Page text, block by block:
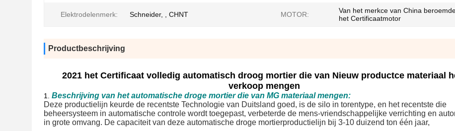
Elektrodelenmerk: Schneider, , CHNT MOTOR:
Van het merkce van China
het Certificaatmotor
Productbeschrijving
2021 het Certificaat volledig automatisch droog mortier die van Nieuw productce materiaal
verkoop mengen
1. Beschrijving van het automatische droge mortier die van MG materiaal mengen:
Deze productielijn keurde de recentste Technologie van Duitsland goed, is de silo in torentype, en het recentste die
beheersysteem in automatische controle wordt toegepast, verbeterde de mens-vriendschappelijke verrichting en
in grote omvang. De capaciteit van deze automatische droge mortierproductielijn bij 3-10 duizend ton één jaar,